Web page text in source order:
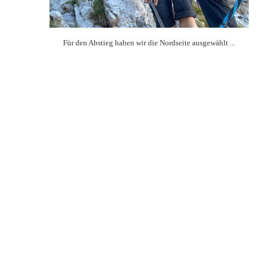
Für den Abstieg haben wir die Nordseite ausgewählt ...